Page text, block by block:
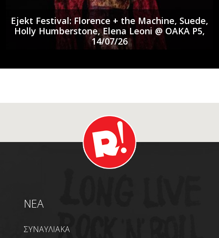
Ejekt Festival: Florence + the Machine, Suede,
Holly Humberstone, Elena Leoni @ ΟΑΚΑ P5,
14/07/26
NEA
ΣΥΝΑΥΛΙΑΚΑ